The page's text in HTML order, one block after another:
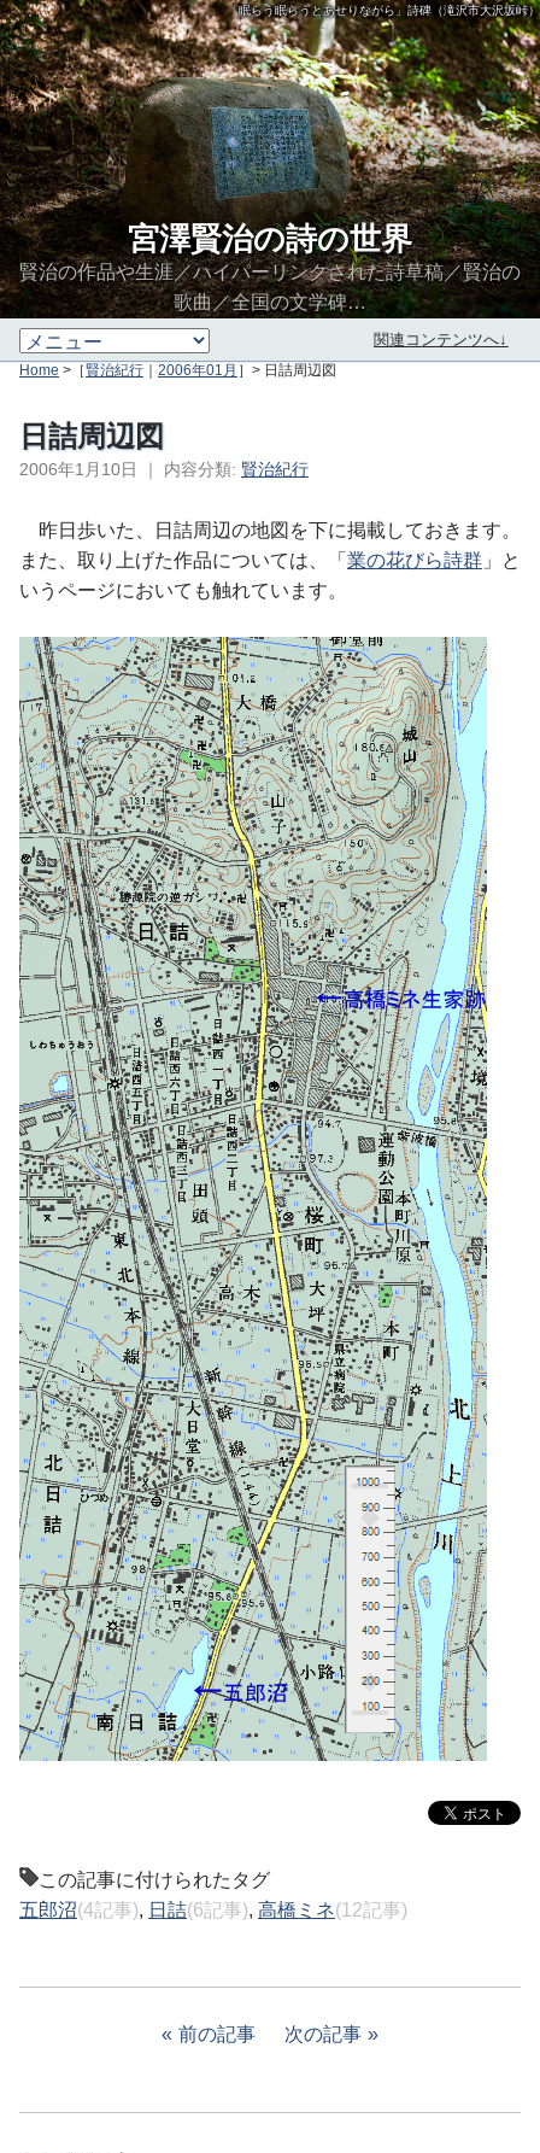
「眠らう眠らうとあせりながら」詩碑（滝沢市大沢坂峠）
宮澤賢治の詩の世界
賢治の作品や生涯／ハイパーリンクされた詩草稿／賢治の
歌曲／全国の文学碑…
関連コンテンツへ↓
Home >［賢治紀行 ｜ 2006年01月 ］> 日詰周辺図
日詰周辺図
2006年1月10日 ｜ 内容分類: 賢治紀行
昨日歩いた、日詰周辺の地図を下に掲載しておきます。
また、取り上げた作品については、「 業の花びら詩群 」と
いうページにおいても触れています。
この記事に付けられたタグ
五郎沼(4記事), 日詰(6記事), 高橋ミネ(12記事)
前の記事 次の記事